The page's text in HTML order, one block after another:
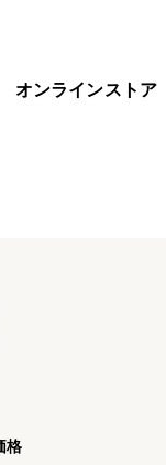
オンラインストア
格